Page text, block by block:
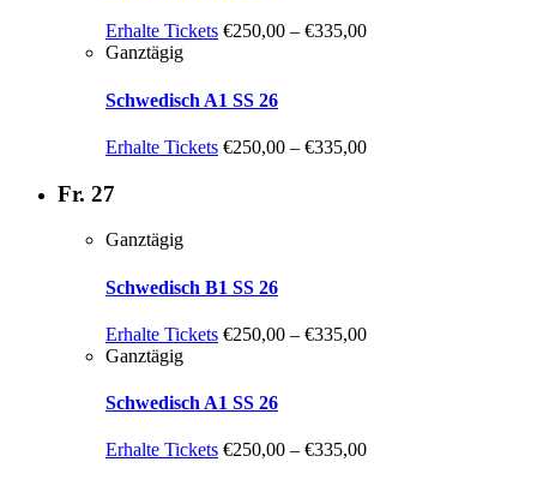
Erhalte Tickets €250,00 – €335,00
Ganztägig
Schwedisch A1 SS 26
Erhalte Tickets €250,00 – €335,00
Fr. 27
Ganztägig
Schwedisch B1 SS 26
Erhalte Tickets €250,00 – €335,00
Ganztägig
Schwedisch A1 SS 26
Erhalte Tickets €250,00 – €335,00